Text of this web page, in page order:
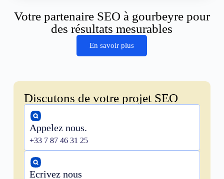
Votre partenaire SEO à gourbeyre pour
des résultats mesurables
En savoir plus
Discutons de votre projet SEO
Appelez nous.
+33 7 87 46 31 25
Ecrivez nous